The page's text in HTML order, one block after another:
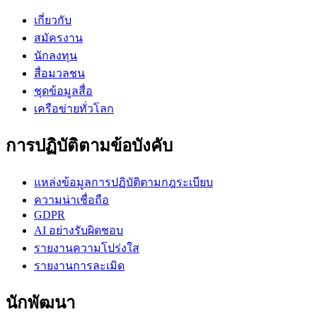
เกี่ยวกับ
สมัครงาน
นักลงทุน
สื่อมวลชน
ชุดข้อมูลสื่อ
เครือข่ายทั่วโลก
การปฏิบัติตามข้อบังคับ
แหล่งข้อมูลการปฏิบัติตามกฎระเบียบ
ความน่าเชื่อถือ
GDPR
AI อย่างรับผิดชอบ
รายงานความโปร่งใส
รายงานการละเมิด
นักพัฒนา